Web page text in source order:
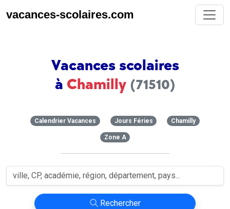
vacances-scolaires.com
Vacances scolaires
à Chamilly (71510)
Calendrier Vacances Jours Féries Chamilly
Zone A
Rechercher